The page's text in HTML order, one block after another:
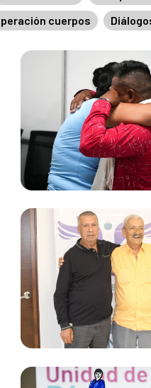
e innovación
de participación en la
en la búsqueda
– Red de Apoyo
Estándares para la
Listado de personas dadas
Mapa de lugares de interés
Mapa de personas
Generación de
cuerpos